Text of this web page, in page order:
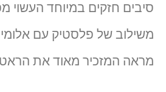
סיבים חזקים במיוחד העשוי
משילוב של פלסטיק עם
מראה המזכיר מאוד את